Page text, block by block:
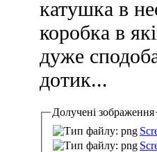
катушка в
коробка в
дуже
дотик...
Долучені зображення